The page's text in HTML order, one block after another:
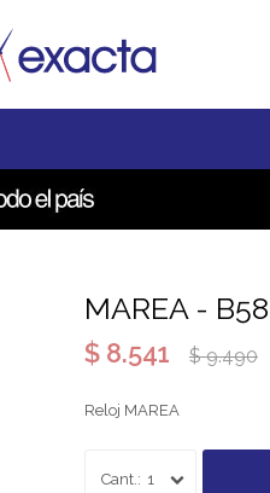
MAREA -
$ 8.541 $ 9.490
Reloj MAREA
1